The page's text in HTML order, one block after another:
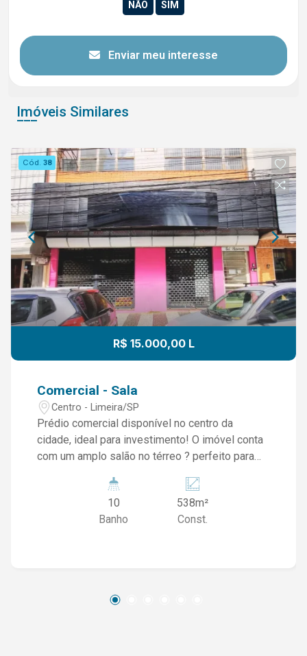
Enviar meu interesse
Imóveis Similares
Cód.38
R$ 15.000,00 L
Comercial - Sala
Centro - Limeira/SP
Prédio comercial disponível no centro da
cidade, ideal para investimento! O imóvel conta
com um amplo salão no térreo ? perfeito para
mezanino, mais 01 banheiro e 02 salas
divididas. No primeiro andar, são 06 salas e 04
banheiros, enquanto o segundo andar oferece
retorno garantido!
10
Banho
538m²
Const.